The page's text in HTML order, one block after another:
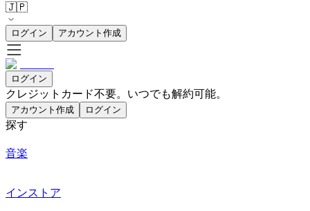
🇯🇵
ログイン アカウント作成
ログイン
クレジットカード不要。いつでも解約可能。
アカウント作成 ログイン
探す
音楽
インストア